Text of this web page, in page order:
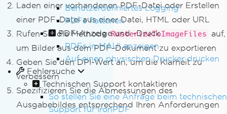
Benutzerdefiniertes Logging
PDFs flattenen
PDF-Anzeige und -Druck
PDFs in MAUI anzeigen
Auf einen physischen Drucker drucken
Fehlersuche
Technischen Support kontaktieren
So stellen Sie eine Anfrage beim technischen
Support für IronPDF
Laden einer vorhandenen PDF-Datei oder Erstellen
einer PDF-Datei aus einer Datei, HTML oder URL
Rufen Sie die Methode RasterizeToImageFiles
auf,
um Bilder aus dem PDF-Dokument zu exportieren
Geben Sie den DPI-Wert an, um die Klarheit zu
verbessern
Spezifizieren Sie die Abmessungen des
Ausgabebildes entsprechend Ihren Anforderungen